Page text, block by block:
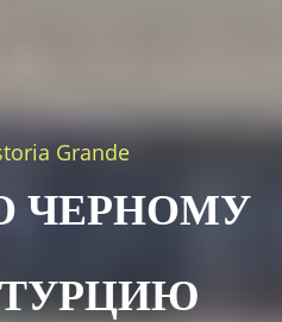
Grande
ЧЕРНОМУ
ТУРЦИЮ